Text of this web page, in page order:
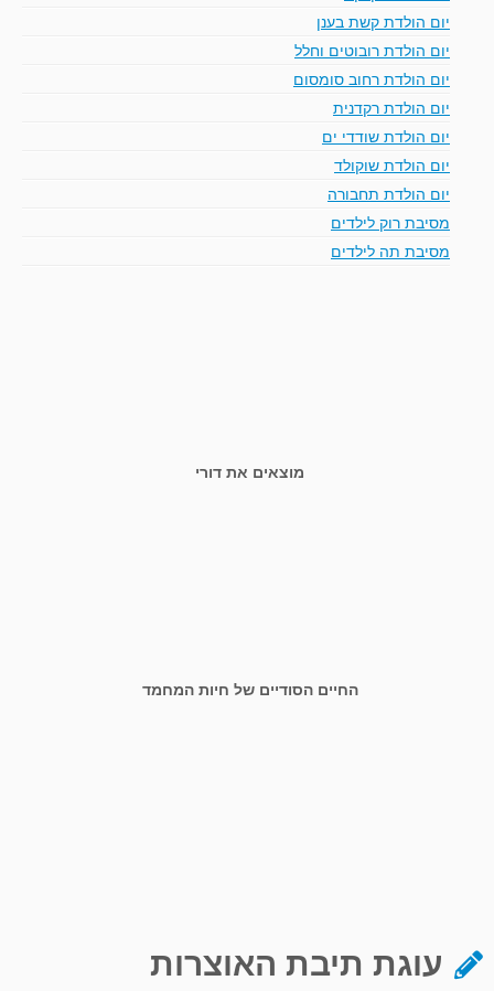
יום הולדת קשת בענן
יום הולדת רובוטים וחלל
יום הולדת רחוב סומסום
יום הולדת רקדנית
יום הולדת שודדי ים
יום הולדת שוקולד
יום הולדת תחבורה
מסיבת רוק לילדים
מסיבת תה לילדים
מוצאים את דורי
החיים הסודיים של חיות המחמד
עוגת תיבת האוצרות